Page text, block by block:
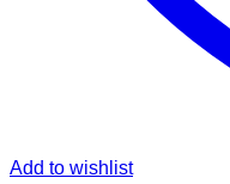
Add to wishlist